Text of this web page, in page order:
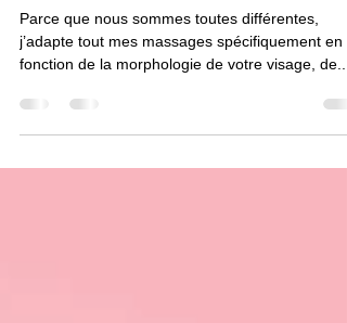
age visage
Parce que nous sommes toutes différentes,
j’adapte tout mes massages spécifiquement en
fonction de la morphologie de votre visage, de...